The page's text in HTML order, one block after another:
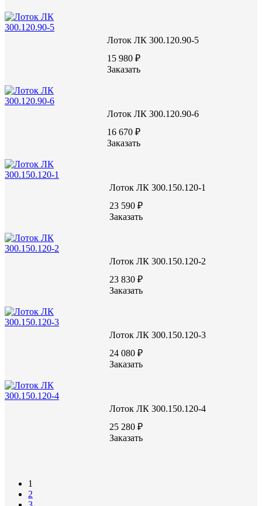
Лоток ЛК 75.60.60-1
Цену уточняйте у менеджера
Характеристики:
Длина (L), мм
Ширина (W), мм
Высота (H), мм
В22,5/М300
Задать вопрос
Лоток ЛК 300.120.90-5
15 980 ₽
Заказать
Лоток ЛК 300.120.90-6
16 670 ₽
Заказать
Лоток ЛК 300.150.120-1
23 590 ₽
Заказать
Лоток ЛК 300.150.120-2
23 830 ₽
Заказать
Лоток ЛК 300.150.120-3
24 080 ₽
Заказать
Лоток ЛК 300.150.120-4
25 280 ₽
Заказать
1
2